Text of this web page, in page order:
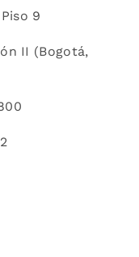
9
II (Bogotá,